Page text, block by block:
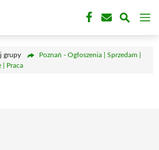
grupy
Poznań - Ogłoszenia | Sprzedam |
| Praca